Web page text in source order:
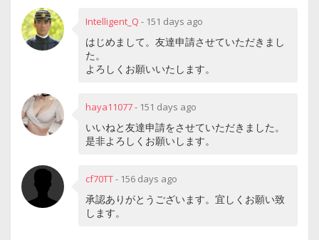
Intelligent_Q - 151 days ago
はじめまして。友達申請させていただきまし
た。
よろしくお願いいたします。
haya11077- 151 days ago
いいねと友達申請をさせていただきました。
是非よろしくお願いします。
cf70TT- 156 days ago
承認ありがとうございます。宜しくお願い致
します。